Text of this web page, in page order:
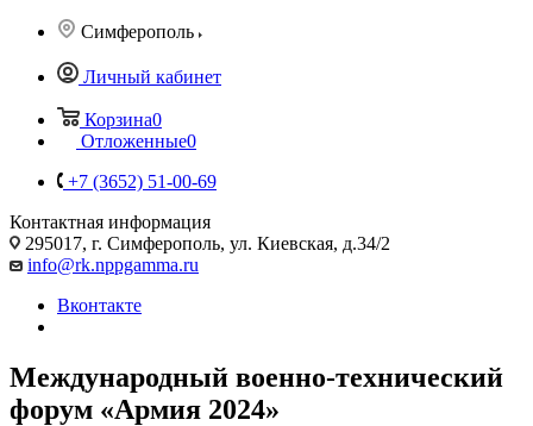
Симферополь
Личный кабинет
Корзина0
Отложенные0
+7 (3652) 51-00-69
Контактная информация
295017, г. Симферополь, ул. Киевская, д.34/2
info@rk.nppgamma.ru
Вконтакте
Международный военно-технический
форум «Армия 2024»